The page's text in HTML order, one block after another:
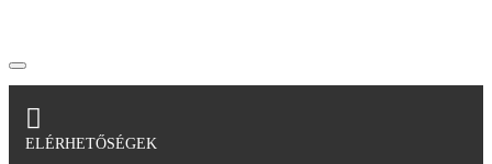
ELÉRHETŐSÉGEK